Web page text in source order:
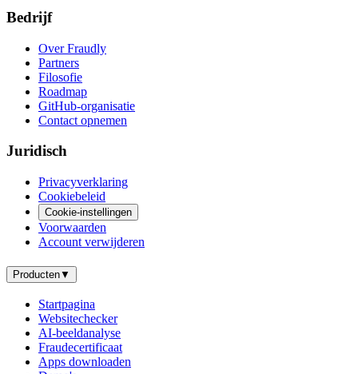
Bedrijf
Over Fraudly
Partners
Filosofie
Roadmap
GitHub-organisatie
Contact opnemen
Juridisch
Privacyverklaring
Cookiebeleid
Cookie-instellingen
Voorwaarden
Account verwijderen
Producten▼
Startpagina
Websitechecker
AI-beeldanalyse
Fraudecertificaat
Apps downloaden